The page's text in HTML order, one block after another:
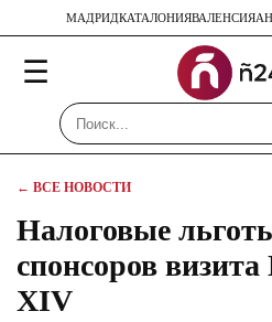
МАДРИДКАТАЛОНИЯВАЛЕНСИЯ
☰
← ВСЕ НОВОСТИ
Налоговые
спонсоров
XIV